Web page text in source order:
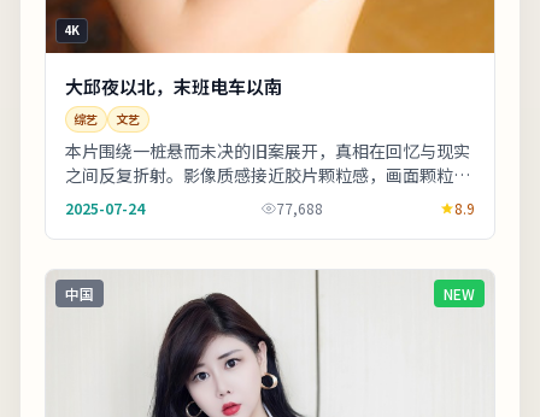
4K
大邱夜以北，末班电车以南
综艺 文艺
本片围绕一桩悬而未决的旧案展开，真相在回忆与现实
之间反复折射。影像质感接近胶片颗粒感，画面颗粒与
雨景结合氛围出众。适合晚间完整观看，配合大屏与
2025-07-24 77,688 8.9
中国 NEW